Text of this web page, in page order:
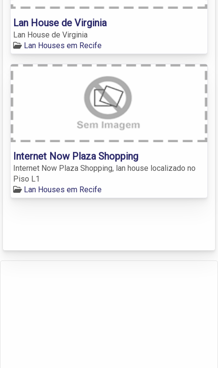
Lan House de Virginia
Lan House de Virginia
Lan Houses em Recife
Internet Now Plaza Shopping
Internet Now Plaza Shopping, lan house localizado no
Piso L1
Lan Houses em Recife